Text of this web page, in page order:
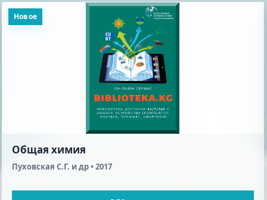
Новое
Жалпы химия. 11 класс. КТ
Кудайбергенов Т. Т., Молдогазиева С. М., Иманкулова Г. И. •